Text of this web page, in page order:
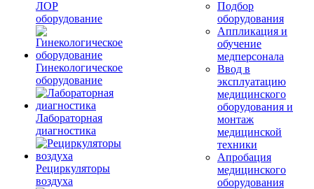
ЛОР
оборудование
Гинекологическое
оборудование
Лабораторная
диагностика
Рециркуляторы
воздуха
Подбор
оборудования
Аппликация и
обучение
медперсонала
Ввод в
эксплуатацию
медицинского
оборудования и
монтаж
медицинской
техники
Апробация
медицинского
оборудования